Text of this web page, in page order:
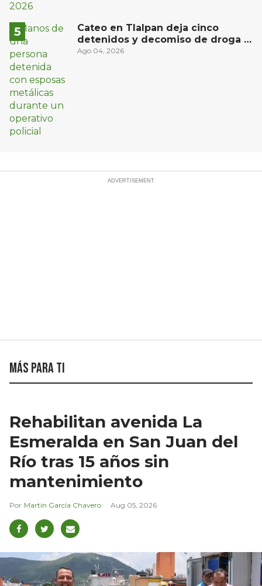
Cateo en Tlalpan deja cinco
detenidos y decomiso de droga y
un arma
Ago 04, 2026
Más para ti
Rehabilitan avenida La
Esmeralda en San Juan del
Río tras 15 años sin
mantenimiento
Martín García Chavero Aug 05, 2026